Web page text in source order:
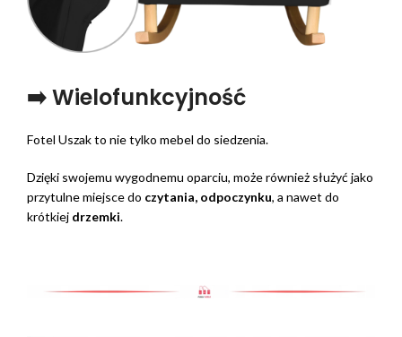
➡️ Wielofunkcyjność
Fotel Uszak to nie tylko mebel do siedzenia.
Dzięki swojemu wygodnemu oparciu, może również służyć jako
przytulne miejsce do czytania, odpoczynku, a nawet do
krótkiej drzemki.